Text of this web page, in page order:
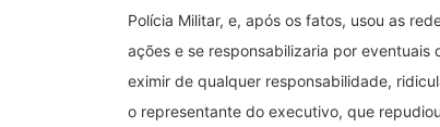
Polícia Militar, e, após os fatos, usou as
ações e se responsabilizaria por
eximir de qualquer responsabilidade,
o representante do executivo, que